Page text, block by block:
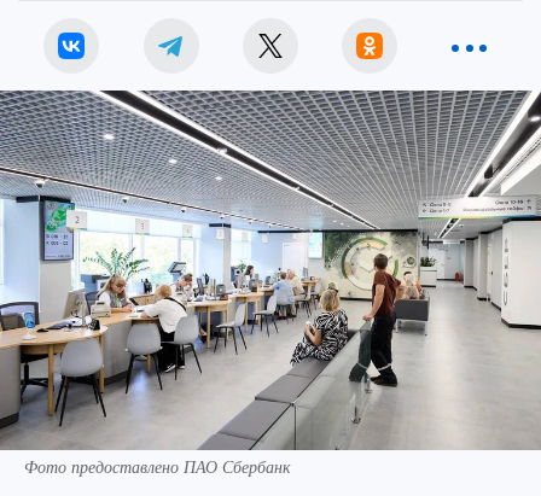
Фото предоставлено ПАО Сбербанк